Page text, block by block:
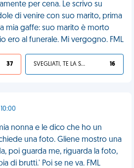
per cena. Le scrivo su
di venire con suo marito, prima
mia gaffe: suo marito è morto
ero al funerale. Mi vergogno. FML
37 SVEGLIATI, TE LA SEI CERCATA! 16
nonna e le dico che ho un
una foto. Gliene mostro una
poi guarda me, riguarda la foto,
di brutti.' Poi se ne va. FML